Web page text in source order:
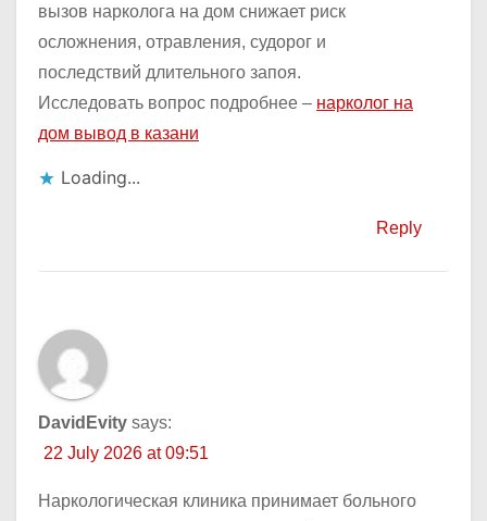
вызов нарколога на дом снижает риск
осложнения, отравления, судорог и
последствий длительного запоя.
Исследовать вопрос подробнее – нарколог на
дом вывод в казани
Loading...
Reply
DavidEvity says:
22 July 2026 at 09:51
Наркологическая клиника принимает больного